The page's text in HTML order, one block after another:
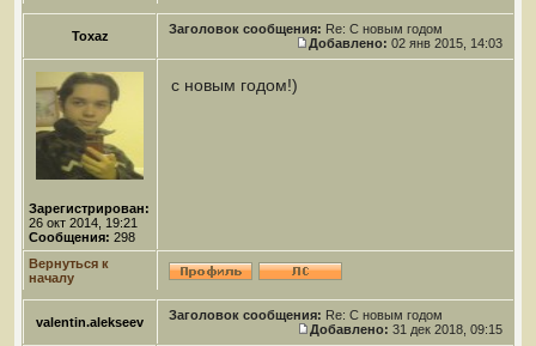
Toxaz Заголовок сообщения: Re: С новым годом
Добавлено: 02 янв 2015, 14:03
Зарегистрирован:
26 окт 2014, 19:21
Сообщения: 298
с новым годом!)
Вернуться к
началу
valentin.alekseev Заголовок сообщения: Re: С новым годом
Добавлено: 31 дек 2018, 09:15